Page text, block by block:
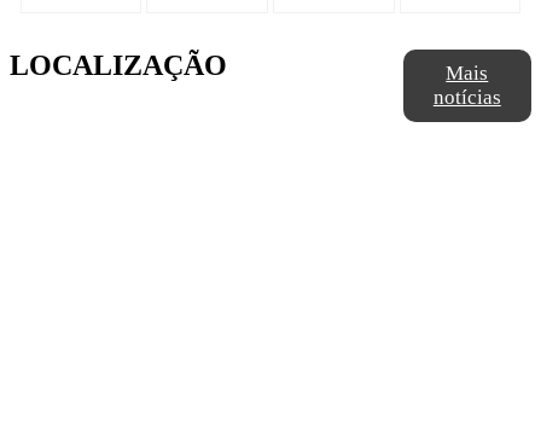
Mais
notícias
LOCALIZAÇÃO